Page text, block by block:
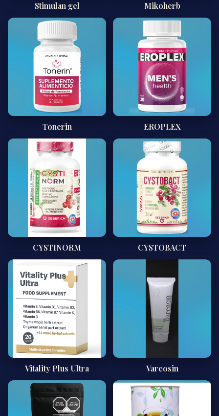
Stimulan gel Mikoherb
Tonerin EROPLEX
CYSTINORM CYSTOBACT
Vitality Plus Ultra Varcosin